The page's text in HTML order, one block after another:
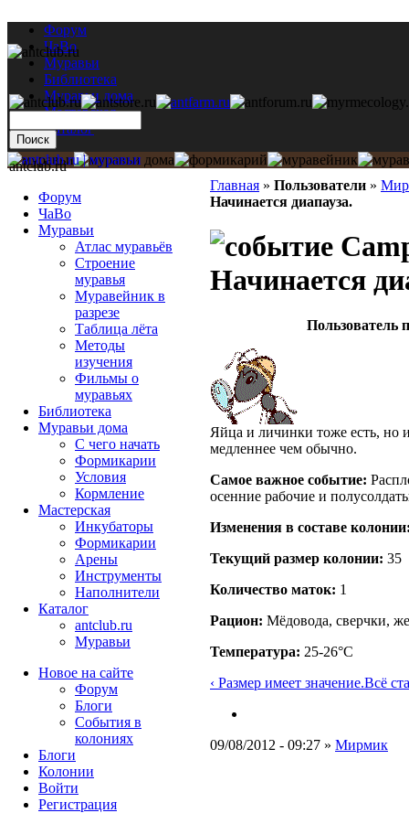
Форум
ЧаВо
Муравьи
Библиотека
Муравьи дома
Мастерская
Каталог
Главная » Пользователи »
Начинается диапауза.
Начинается
Пользователь
Яйца и личинки тоже есть, но
медленнее чем обычно.
Самое важное событие:
осенние рабочие и
Изменения в составе
Текущий размер кoлонии: 35
Количество маток: 1
Рацион: Мёдовода, сверчки,
Температура: 25-26°C
‹ Размер имеет значение.Всё
09/08/2012 - 09:27 » Мирмик
antclub.ru
Форум
ЧаВо
Муравьи
Атлас муравьёв
Строение
муравья
Муравейник в
разрезе
Таблица лёта
Методы
изучения
Фильмы о
муравьях
Библиотека
Муравьи дома
С чего начать
Формикарии
Условия
Кормление
Мастерская
Инкубаторы
Формикарии
Арены
Инструменты
Наполнители
Каталог
antclub.ru
Муравьи
Новое на сайте
Форум
Блоги
События в
колониях
Блоги
Колонии
Войти
Peгиcтpaция